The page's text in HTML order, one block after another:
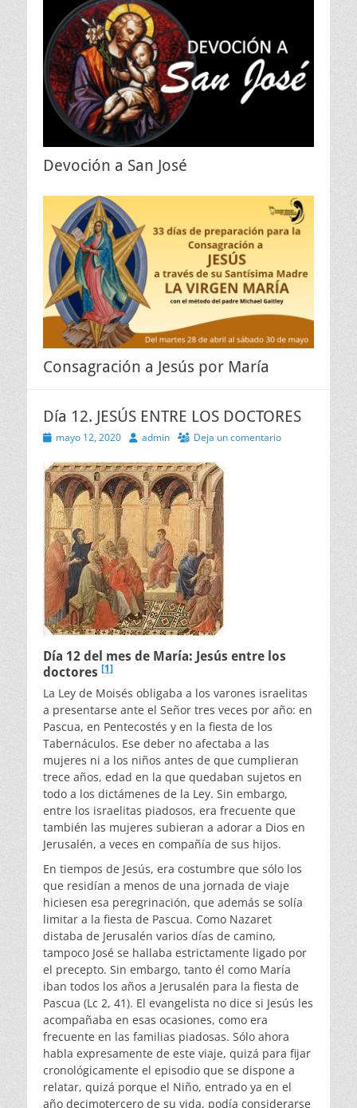
Devoción a San José
Consagración a Jesús por María
Día 12. JESÚS ENTRE LOS DOCTORES
Publicado
mayo 12, 2020 Autoradmin Deja un comentario
Día 12 del mes de María: Jesús entre los
doctores [1]
La Ley de Moisés obligaba a los varones israelitas
a presentarse ante el Señor tres veces por año: en
Pascua, en Pentecostés y en la fiesta de los
Tabernáculos. Ese deber no afectaba a las
mujeres ni a los niños antes de que cumplieran
trece años, edad en la que quedaban sujetos en
todo a los dictámenes de la Ley. Sin embargo,
entre los israelitas piadosos, era frecuente que
también las mujeres subieran a adorar a Dios en
Jerusalén, a veces en compañía de sus hijos.
En tiempos de Jesús, era costumbre que sólo los
que residían a menos de una jornada de viaje
hiciesen esa peregrinación, que además se solía
limitar a la fiesta de Pascua. Como Nazaret
distaba de Jerusalén varios días de camino,
tampoco José se hallaba estrictamente ligado por
el precepto. Sin embargo, tanto él como María
iban todos los años a Jerusalén para la fiesta de
Pascua (Lc 2, 41). El evangelista no dice si Jesús les
acompañaba en esas ocasiones, como era
frecuente en las familias piadosas. Sólo ahora
habla expresamente de este viaje, quizá para fijar
cronológicamente el episodio que se dispone a
relatar, quizá porque el Niño, entrado ya en el
año decimotercero de su vida, podía considerarse